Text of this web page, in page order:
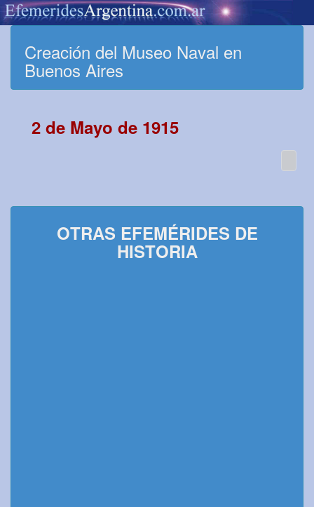
Creación del Museo Naval en
Buenos Aires
2 de Mayo de 1915
OTRAS EFEMÉRIDES DE
HISTORIA